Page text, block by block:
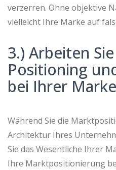
verzerren. Ohne objektive
vielleicht Ihre Marke auf
3.) Arbeiten
Positioning
bei Ihrer
Während Sie die
Architektur Ihres
Sie das Wesentliche Ihrer
Ihre Marktpositionierung